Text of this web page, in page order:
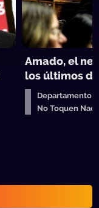
Amado, el
los últimos
Departamento
No Toquen